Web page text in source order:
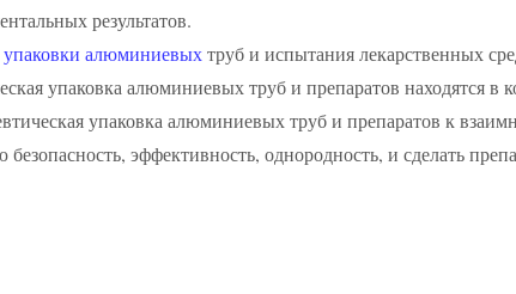
результатов.
упаковки алюминиевыхтруб и испытания лекарственных
упаковка алюминиевых труб и препаратов находятся
упаковка алюминиевых труб и препаратов к
эффективность, однородность, и сделать